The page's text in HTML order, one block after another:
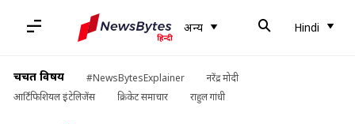
अन्य Hindi
चर्चित विषय #NewsBytesExplainer
नरेंद्र मोदी
आर्टिफिशियल इंटेलिजेंस
क्रिकेट समाचार राहुल गांधी